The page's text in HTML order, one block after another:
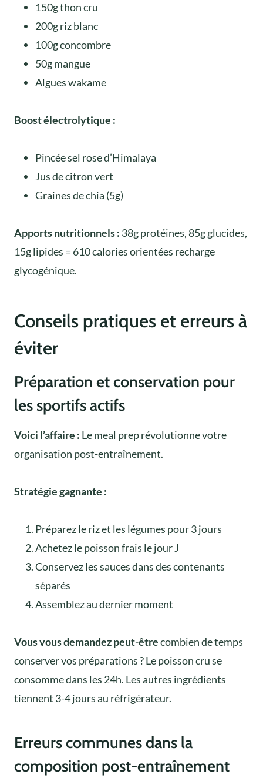
150g thon cru
200g riz blanc
100g concombre
50g mangue
Algues wakame
Boost électrolytique :
Pincée sel rose d’Himalaya
Jus de citron vert
Graines de chia (5g)
Apports nutritionnels : 38g protéines, 85g glucides,
15g lipides = 610 calories orientées recharge
glycogénique.
Conseils pratiques et erreurs à
éviter
Préparation et conservation pour
les sportifs actifs
Voici l’affaire : Le meal prep révolutionne votre
organisation post-entraînement.
Stratégie gagnante :
Préparez le riz et les légumes pour 3 jours
Achetez le poisson frais le jour J
Conservez les sauces dans des contenants
séparés
Assemblez au dernier moment
Vous vous demandez peut-êtrecombien de temps
conserver vos préparations ? Le poisson cru se
consomme dans les 24h. Les autres ingrédients
tiennent 3-4 jours au réfrigérateur.
Erreurs communes dans la
composition post-entraînement